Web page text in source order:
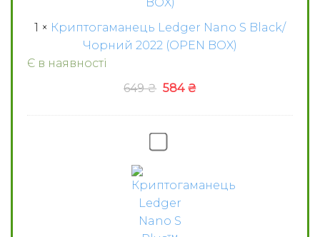
1 × Криптогаманець Ledger Nano S Black/
Чорний 2022 (OPEN BOX)
Є в наявності
649₴ Оригінальна
584 ₴Поточна
S
Plus™
Matte